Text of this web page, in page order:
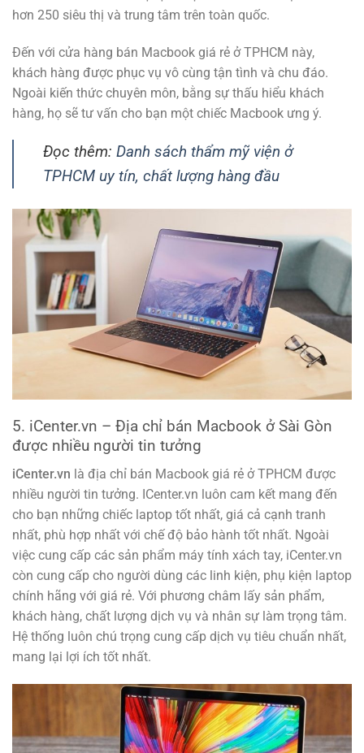
hơn 250 siêu thị và trung tâm trên toàn quốc.
Đến với cửa hàng bán Macbook giá rẻ ở TPHCM này,
khách hàng được phục vụ vô cùng tận tình và chu đáo.
Ngoài kiến thức chuyên môn, bằng sự thấu hiểu khách
hàng, họ sẽ tư vấn cho bạn một chiếc Macbook ưng ý.
Đọc thêm: Danh sách thẩm mỹ viện ở
TPHCM uy tín, chất lượng hàng đầu
5. iCenter.vn – Địa chỉ bán Macbook ở Sài Gòn
được nhiều người tin tưởng
iCenter.vn là địa chỉ bán Macbook giá rẻ ở TPHCM được
nhiều người tin tưởng. ICenter.vn luôn cam kết mang đến
cho bạn những chiếc laptop tốt nhất, giá cả cạnh tranh
nhất, phù hợp nhất với chế độ bảo hành tốt nhất. Ngoài
việc cung cấp các sản phẩm máy tính xách tay, iCenter.vn
còn cung cấp cho người dùng các linh kiện, phụ kiện laptop
chính hãng với giá rẻ. Với phương châm lấy sản phẩm,
khách hàng, chất lượng dịch vụ và nhân sự làm trọng tâm.
Hệ thống luôn chú trọng cung cấp dịch vụ tiêu chuẩn nhất,
mang lại lợi ích tốt nhất.